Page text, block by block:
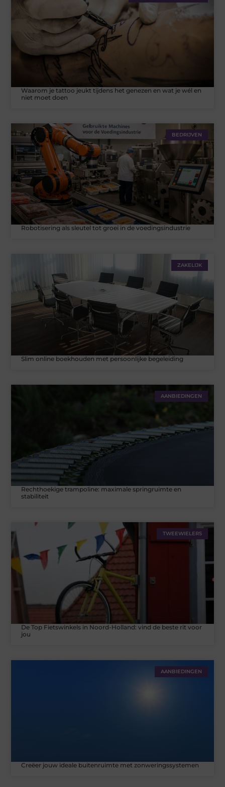
Waarom je tattoo jeukt tijdens het genezen en wat je wél en
niet moet doen
BEDRIJVEN
Robotisering als sleutel tot groei in de voedingsindustrie
ZAKELIJK
Slim online boekhouden met persoonlijke begeleiding
AANBIEDINGEN
Rechthoekige trampoline: maximale springruimte en
stabiliteit
TWEEWIELERS
De Top Fietswinkels in Noord-Holland: vind de beste rit voor
jou
AANBIEDINGEN
Creëer jouw ideale buitenruimte met zonweringssystemen